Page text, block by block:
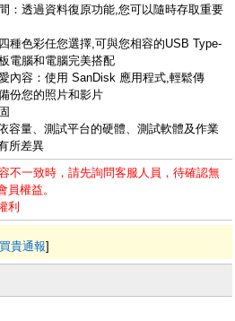
：透過資料復原功能,您可以隨時存取重要
種色彩任您選擇,可與您相容的USB Type-
電腦和電腦完美搭配
內容：使用 SanDisk 應用程式,輕鬆傳
份您的照片和影片
容量、測試平台的硬體、測試軟體及作業
所差異
不一致時，請先詢問客服人員，待確認無
員權益。
利
買貴通報]